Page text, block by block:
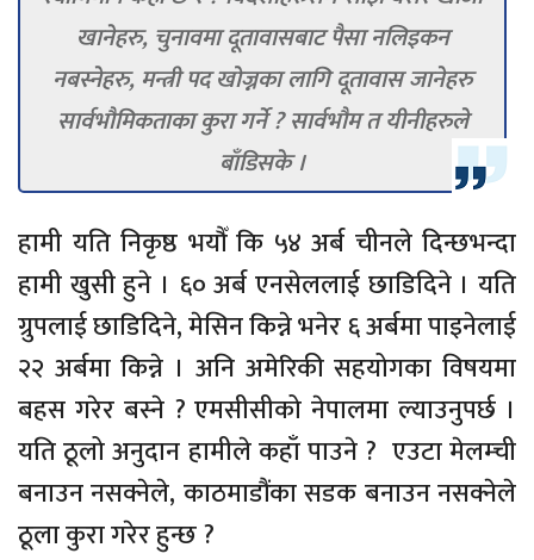
खानेहरु, चुनावमा दूतावासबाट पैसा नलिइकन
नबस्नेहरु, मन्त्री पद खोज्नका लागि दूतावास जानेहरु
सार्वभौमिकताका कुरा गर्ने ? सार्वभौम त यीनीहरुले
बाँडिसके ।
हामी यति निकृष्ठ भयौँ कि ५४ अर्ब चीनले दिन्छभन्दा
हामी खुसी हुने । ६० अर्ब एनसेललाई छाडिदिने । यति
ग्रुपलाई छाडिदिने, मेसिन किन्ने भनेर ६ अर्बमा पाइनेलाई
२२ अर्बमा किन्ने । अनि अमेरिकी सहयोगका विषयमा
बहस गरेर बस्ने ? एमसीसीको नेपालमा ल्याउनुपर्छ ।
यति ठूलो अनुदान हामीले कहाँ पाउने ? एउटा मेलम्ची
बनाउन नसक्नेले, काठमाडौंका सडक बनाउन नसक्नेले
ठूला कुरा गरेर हुन्छ ?